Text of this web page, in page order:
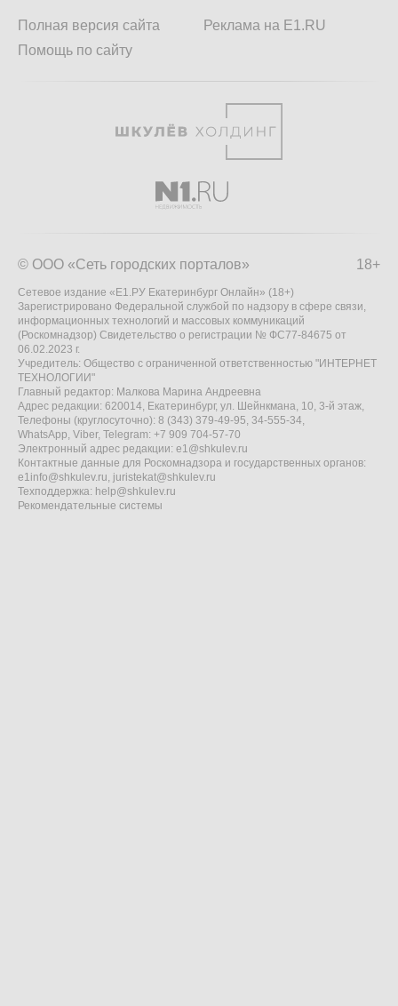
Полная версия сайта
Помощь по сайту
Реклама на E1.RU
18+
© ООО «Сеть городских порталов»
Сетевое издание «Е1.РУ Екатеринбург Онлайн» (18+)
Зарегистрировано Федеральной службой по надзору в сфере связи,
информационных технологий и массовых коммуникаций
(Роскомнадзор) Свидетельство о регистрации № ФС77-84675 от
06.02.2023 г.
Учредитель: Общество с ограниченной ответственностью "ИНТЕРНЕТ
ТЕХНОЛОГИИ"
Главный редактор: Малкова Марина Андреевна
Адрес редакции: 620014, Екатеринбург, ул. Шейнкмана, 10, 3-й этаж,
Телефоны (круглосуточно): 8 (343) 379-49-95, 34-555-34,
WhatsApp, Viber, Telegram: +7 909 704-57-70
Электронный адрес редакции: e1@shkulev.ru
Контактные данные для Роскомнадзора и государственных органов:
e1info@shkulev.ru, juristekat@shkulev.ru
Техподдержка: help@shkulev.ru
Рекомендательные системы